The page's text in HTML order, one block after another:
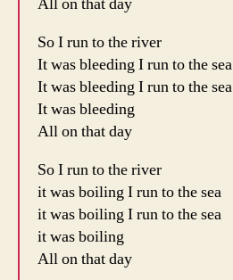
So I run to the river
It was bleeding I run to the sea
It was bleeding I run to the sea
It was bleeding
All on that day
So I run to the river
it was boiling I run to the sea
it was boiling I run to the sea
it was boiling
All on that day